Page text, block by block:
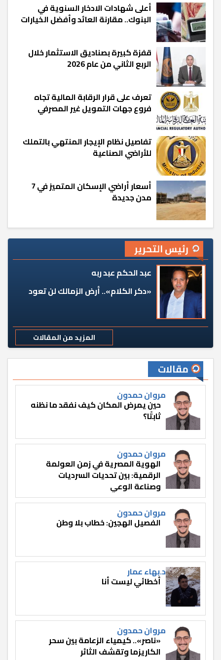
أعلى شهادات الادخار السنوية في
البنوك.. مقارنة العائد وأفضل الخيارات
قفزة كبيرة بصناديق الاستثمار خلال
الربع الثاني من عام 2026
تعرف على قرار الرقابة المالية تجاه
فروع جهات التمويل غير المصرفي
تفاصيل نظام الإيجار المنتهي بالتملك
للأراضي الصناعية
أسعار أراضي الإسكان المتميز في 7
مدن جديدة
رئيس التحرير
عبد الحكم عبد ربه
«دكر الكلام».. أرض الزمالك لن تعود
المزيد من المقالات
مقالات
مروان حمدون
حين يمرض المكان كيف نفقد ما نظنه
ثابتًا؟
مروان حمدون
الهوية المصرية في زمن العولمة
الرقمية: بين تحديات السرديات
وصناعة الوعي
مروان حمدون
الفصيل الهجين: خطاب بلا وطن
د.بهاء عمار
أخطائي ليست أنا
مروان حمدون
«ناصر».. كيمياء الزعامة بين سحر
الكاريزما وتقشف الثائر